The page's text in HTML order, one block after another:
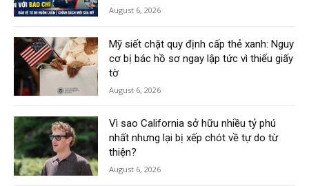
August 6, 2026
Mỹ siết chặt quy định cấp thẻ xanh: Nguy
cơ bị bác hồ sơ ngay lập tức vì thiếu giấy
tờ
August 6, 2026
Vì sao California sở hữu nhiều tỷ phú
nhất nhưng lại bị xếp chót về tự do từ
thiện?
August 6, 2026